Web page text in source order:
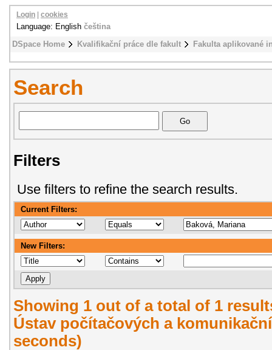
DSpace Home Kvalifikační práce dle fakult Fakulta aplikované
Login cookies
Language: English čeština
Search
Filters
Use filters to refine the search results.
Current Filters:
New Filters:
Showing 1 out of a total of 1
Ústav počítačových a
seconds)